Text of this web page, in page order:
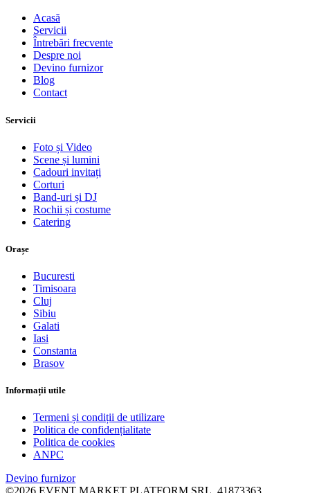
Acasă
Servicii
Întrebări frecvente
Despre noi
Devino furnizor
Blog
Contact
Servicii
Foto și Video
Scene și lumini
Cadouri invitați
Corturi
Band-uri și DJ
Rochii și costume
Catering
Orașe
Bucuresti
Timisoara
Cluj
Sibiu
Galati
Iasi
Constanta
Brasov
Informații utile
Termeni și condiții de utilizare
Politica de confidențialitate
Politica de cookies
ANPC
Devino furnizor